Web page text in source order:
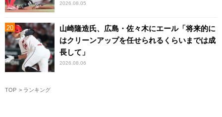
2026.08.05
山崎隆造氏、広島・佐々木にエール「将来的に
はクリーンアップを任せられるくらいまでは成
長して」
2026.08.06
TOP ランキング